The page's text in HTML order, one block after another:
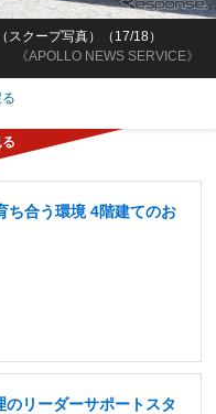
《APOLLO NEWS SERVICE》
スクープ写真）（17/18）
ち合う環境 4階建てのお
のリーダーサポートスタ